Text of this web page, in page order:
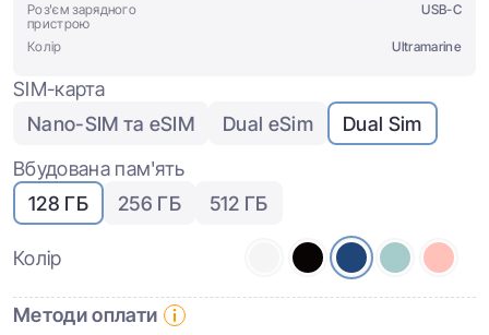
Роз'єм зарядного
пристрою
USB-C
Колір Ultramarine
SIM-карта
Nano-SIM та eSIM
Dual eSim
Dual Sim
Вбудована пам'ять
128 ГБ
256 ГБ 512 ГБ
Колір
Методи оплати